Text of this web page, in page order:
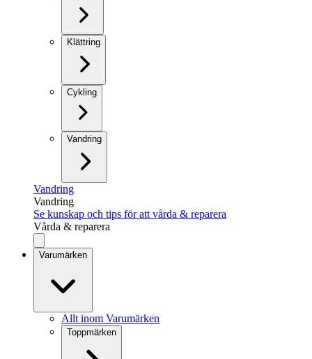
Klättring
Cykling
Vandring
Vandring
Vandring
Se kunskap och tips för att vårda & reparera
Vårda & reparera
Varumärken
Allt inom Varumärken
Toppmärken